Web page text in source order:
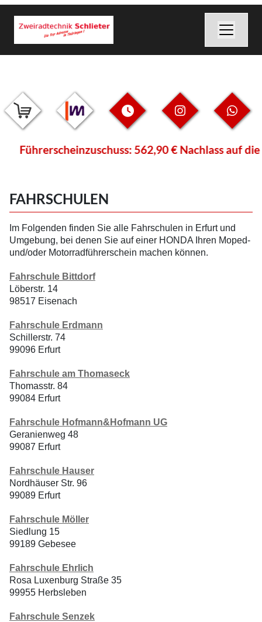
Führerscheinzuschuss: 562,90 € Nachlass auf
FAHRSCHULEN
Im Folgenden finden Sie alle Fahrschulen in Erfurt und
Umgebung, bei denen Sie auf einer HONDA Ihren Moped-
und/oder Motorradführerschein machen können.
Fahrschule Bittdorf
Löberstr. 14
98517 Eisenach
Fahrschule Erdmann
Schillerstr. 74
99096 Erfurt
Fahrschule am Thomaseck
Thomasstr. 84
99084 Erfurt
Fahrschule Hofmann&Hofmann UG
Geranienweg 48
99087 Erfurt
Fahrschule Hauser
Nordhäuser Str. 96
99089 Erfurt
Fahrschule Möller
Siedlung 15
99189 Gebesee
Fahrschule Ehrlich
Rosa Luxenburg Straße 35
99955 Herbsleben
Fahrschule Senzek